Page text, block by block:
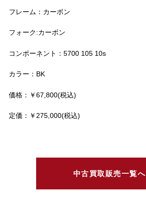
フレーム：カーボン
フォーク:カーボン
コンポーネント：5700 105 10s
カラー：BK
価格：￥67,800(税込)
定価：￥275,000(税込)
中古買取販売一覧へ